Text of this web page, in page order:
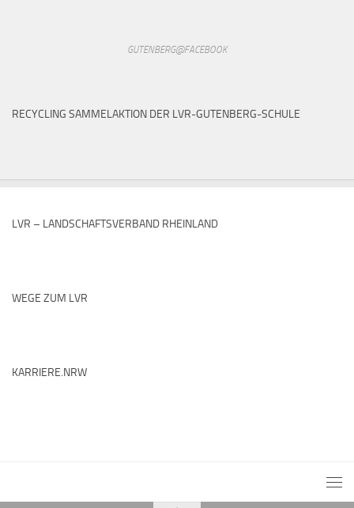
GUTENBERG@FACEBOOK
RECYCLING SAMMELAKTION DER LVR-GUTENBERG-SCHULE
LVR – LANDSCHAFTSVERBAND RHEINLAND
WEGE ZUM LVR
KARRIERE.NRW